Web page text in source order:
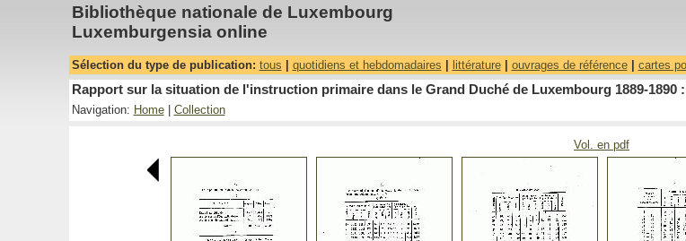
Bibliothèque nationale de Luxembourg
Luxemburgensia online
Sélection du type de publication: tous quotidiens et hebdomadaires littérature| ouvrages de référence| cartes
Rapport sur la situation de l'instruction primaire dans le Grand Duché de Luxembourg 1889-1890 :
Navigation: Home| Collection
Vol. en pdf